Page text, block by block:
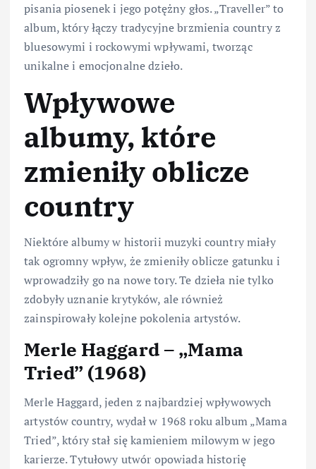
pisania piosenek i jego potężny głos. „Traveller” to
album, który łączy tradycyjne brzmienia country z
bluesowymi i rockowymi wpływami, tworząc
unikalne i emocjonalne dzieło.
Wpływowe
albumy, które
zmieniły oblicze
country
Niektóre albumy w historii muzyki country miały
tak ogromny wpływ, że zmieniły oblicze gatunku i
wprowadziły go na nowe tory. Te dzieła nie tylko
zdobyły uznanie krytyków, ale również
zainspirowały kolejne pokolenia artystów.
Merle Haggard – „Mama
Tried” (1968)
Merle Haggard, jeden z najbardziej wpływowych
artystów country, wydał w 1968 roku album „Mama
Tried”, który stał się kamieniem milowym w jego
karierze. Tytułowy utwór opowiada historię